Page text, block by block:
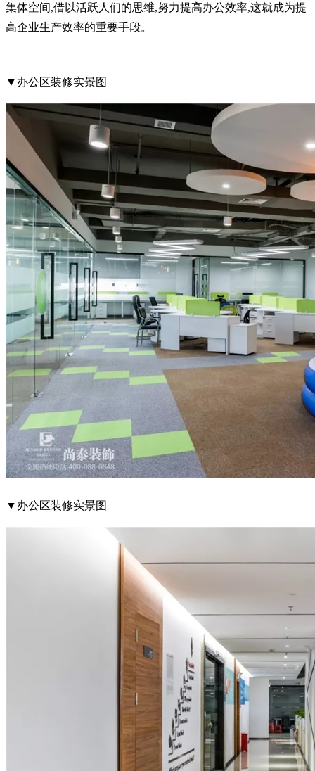
集体空间,借以活跃人们的思维,努力提高办公效率,这就成为提
高企业生产效率的重要手段。
▼办公区装修实景图
▼办公区装修实景图